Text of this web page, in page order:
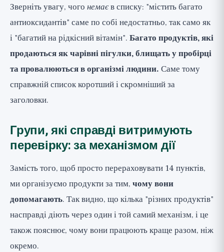
Зверніть увагу, чого немаєв списку: "містить багато
антиоксидантів" саме по собі недостатньо, так само як
і "багатий на рідкісний вітамін". Багато продуктів, які
продаються як чарівні пігулки, блищать у пробірці
та провалюються в організмі людини. Саме тому
справжній список коротший і скромніший за
заголовки.
Групи, які справді витримують
перевірку: за механізмом дії
Замість того, щоб просто перераховувати 14 пунктів,
ми організуємо продукти за тим, чому вони
допомагають. Так видно, що кілька "різних продуктів"
насправді діють через один і той самий механізм, і це
також пояснює, чому вони працюють краще разом, ніж
окремо.